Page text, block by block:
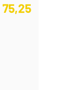
75,25